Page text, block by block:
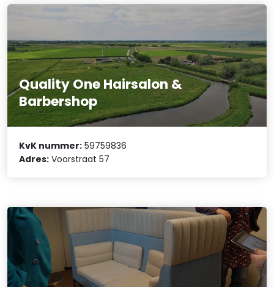
Quality One Hairsalon &
Barbershop
KvK nummer: 59759836
Adres: Voorstraat 57